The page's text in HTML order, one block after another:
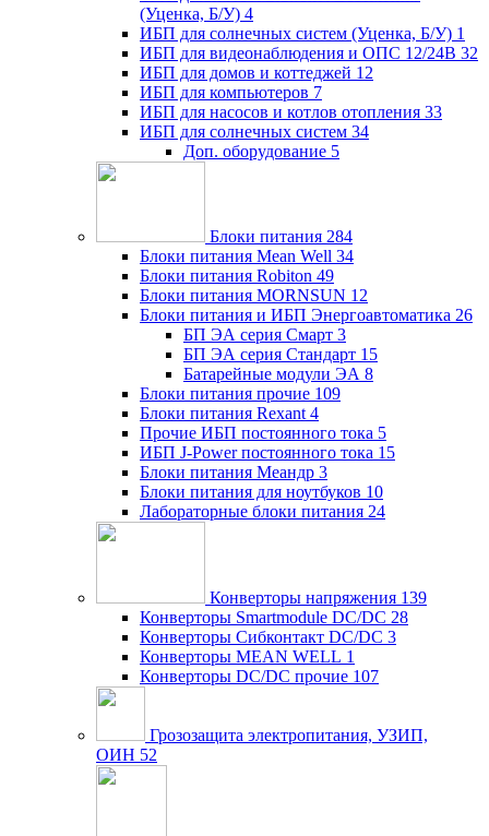
(Уценка, Б/У) 4
ИБП для солнечных систем (Уценка, Б/У) 1
ИБП для видеонаблюдения и ОПС 12/24В 32
ИБП для домов и коттеджей 12
ИБП для компьютеров 7
ИБП для насосов и котлов отопления 33
ИБП для солнечных систем 34
Доп. оборудование 5
Блоки питания 284
Блоки питания Mean Well 34
Блоки питания Robiton 49
Блоки питания MORNSUN 12
Блоки питания и ИБП Энергоавтоматика 26
БП ЭА серия Смарт 3
БП ЭА серия Стандарт 15
Батарейные модули ЭА 8
Блоки питания прочие 109
Блоки питания Rexant 4
Прочие ИБП постоянного тока 5
ИБП J-Power постоянного тока 15
Блоки питания Меандр 3
Блоки питания для ноутбуков 10
Лабораторные блоки питания 24
Конверторы напряжения 139
Конверторы Smartmodule DC/DC 28
Конверторы Сибконтакт DC/DC 3
Конверторы MEAN WELL 1
Конверторы DC/DC прочие 107
Грозозащита электропитания, УЗИП,
ОИН 52